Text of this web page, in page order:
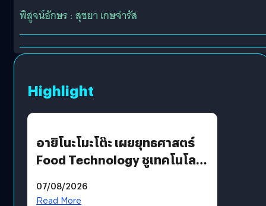
พิสูจน์อักษร : สุชยา เกษจำรัส
Highlight
อายิโนะโมะโต๊ะ เผยยุทธศาสตร์
Food Technology ชูเทคโนโลยี
บริโภคและ B2B
07/08/2026
Read More